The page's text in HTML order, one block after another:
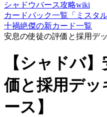
シャドウバース攻略wiki
カードパック一覧「ミスタ
十禍絶傑の新カード一覧
安息の使徒の評価と採用デ
【シャドバ
価と採用デ
ース】